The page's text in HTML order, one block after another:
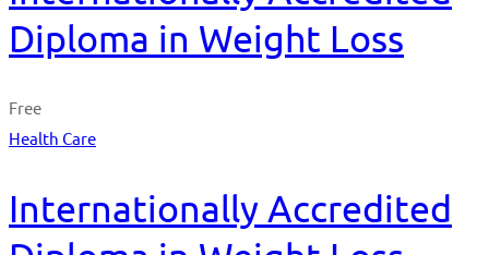
Diploma in Weight Loss
Free
Health Care
Internationally Accredited